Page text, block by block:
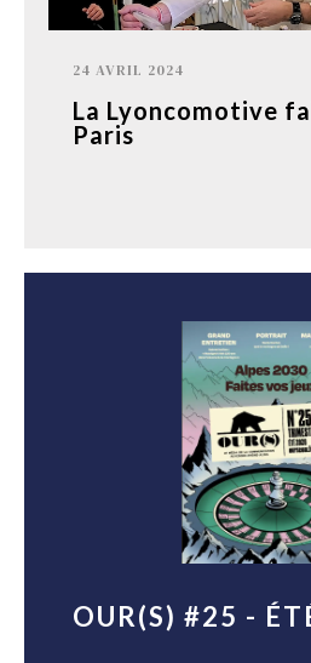
24 AVRIL 2024
La Lyoncomotive
Paris
OUR(S) #25 -